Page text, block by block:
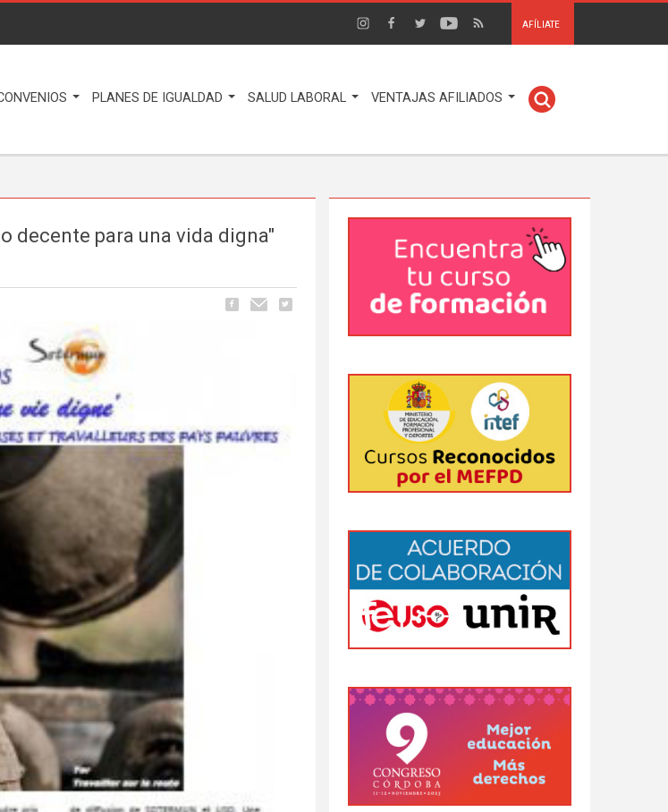
AFÍLIATE
PLANES DE IGUALDAD SALUD LABORAL VENTAJAS AFILIADOS
decente para una vida digna"